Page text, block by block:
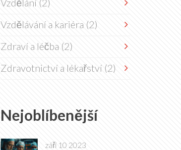
Vzdělání (2)
Vzdělávání a kariéra (2)
Zdraví a léčba (2)
Zdravotnictví a lékařství (2)
Nejoblíbenější
září 10 2023